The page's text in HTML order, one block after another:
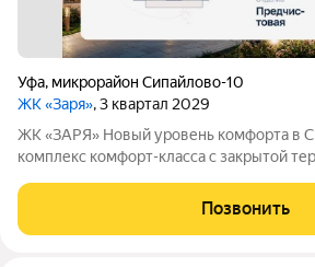
Уфа, микрорайон Сипайлово-10
ЖК «Заря», 3 квартал 2029
ЖК «ЗАРЯ» Новый уровень комфорта в Сипайлово Жилой
комплекс комфорт-класса с закрытой
развитом районе города. Проект
инфраструктуру и новый стандарт
Позвонить